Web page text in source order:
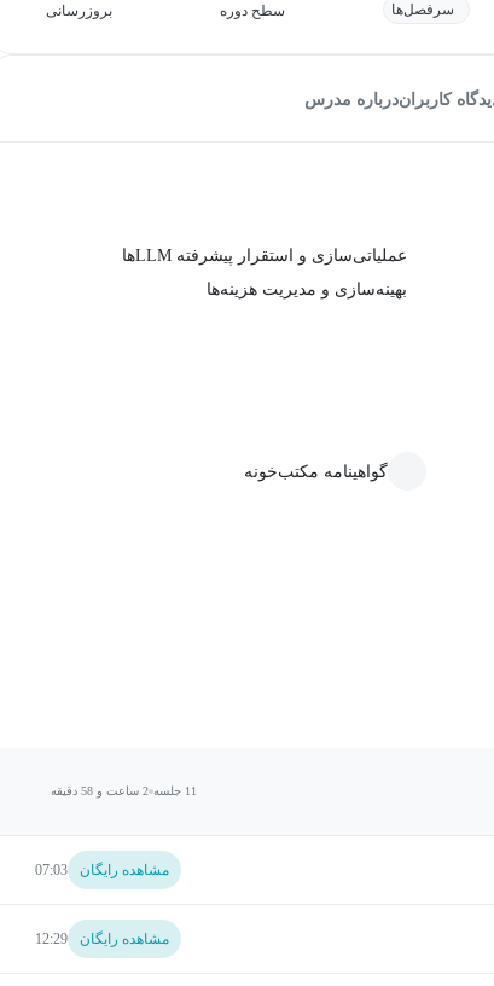
سرفصل‌ها سطح دوره بروزرسانی
کاربراندرباره مدرس
عملیاتی‌سازی و استقرار پیشرفته LLMها
بهینه‌سازی و مدیریت هزینه‌ها
گواهینامه مکتب‌خونه
11 جلسه 2 ساعت و 58 دقیقه
مشاهده رایگان 07:03
مشاهده رایگان 12:29